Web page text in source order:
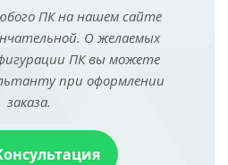
ПК на нашем сайте
О желаемых
ПК вы можете
при оформлении
заказа.